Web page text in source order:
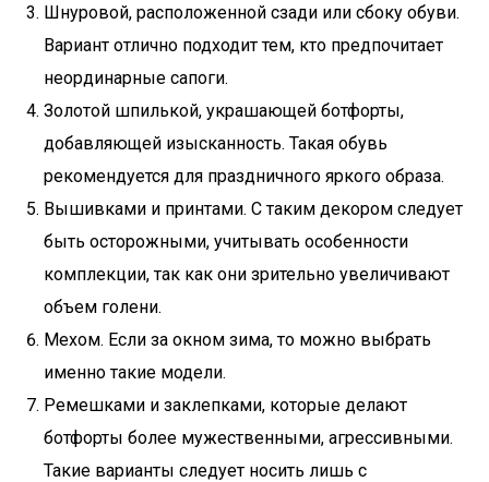
Шнуровой, расположенной сзади или сбоку обуви.
Вариант отлично подходит тем, кто предпочитает
неординарные сапоги.
Золотой шпилькой, украшающей ботфорты,
добавляющей изысканность. Такая обувь
рекомендуется для праздничного яркого образа.
Вышивками и принтами. С таким декором следует
быть осторожными, учитывать особенности
комплекции, так как они зрительно увеличивают
объем голени.
Мехом. Если за окном зима, то можно выбрать
именно такие модели.
Ремешками и заклепками, которые делают
ботфорты более мужественными, агрессивными.
Такие варианты следует носить лишь с